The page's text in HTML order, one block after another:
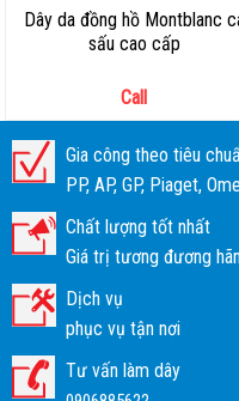
Dây da đồng hồ Montblanc
sấu cao cấp
Call
Gia công theo tiêu
PP, AP, GP, Piaget,
Chất lượng tốt nhất
Giá trị tương đương
Dịch vụ
phục vụ tận nơi
Tư vấn làm dây